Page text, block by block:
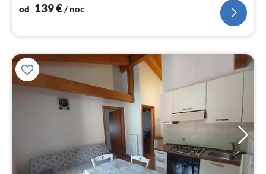
od 139€/ noc